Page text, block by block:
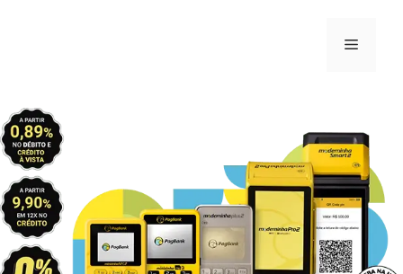
Menu